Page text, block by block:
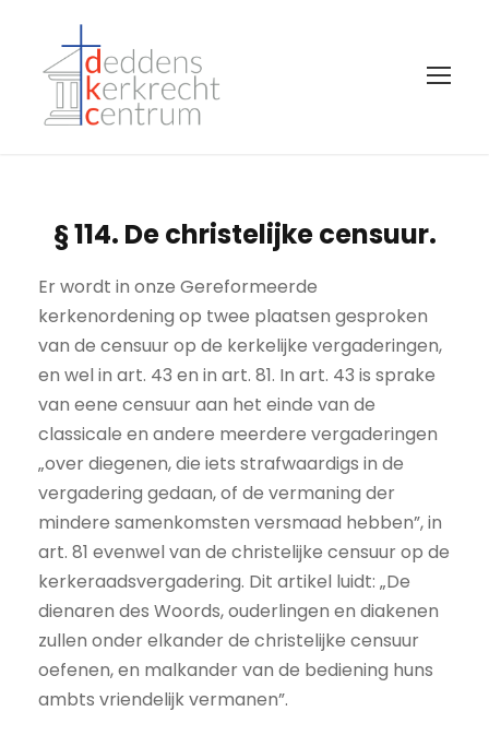
§ 114. De christelijke censuur.
Er wordt in onze Gereformeerde
kerkenordening op twee plaatsen gesproken
van de censuur op de kerkelijke vergaderingen,
en wel in art. 43 en in art. 81. In art. 43 is sprake
van eene censuur aan het einde van de
classicale en andere meerdere vergaderingen
„over diegenen, die iets strafwaardigs in de
vergadering gedaan, of de vermaning der
mindere samenkomsten versmaad hebben”, in
art. 81 evenwel van de christelijke censuur op de
kerkeraadsvergadering. Dit artikel luidt: „De
dienaren des Woords, ouderlingen en diakenen
zullen onder elkander de christelijke censuur
oefenen, en malkander van de bediening huns
ambts vriendelijk vermanen”.